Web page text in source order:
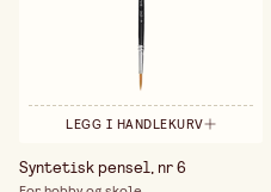
LEGG I HANDLEKURV
Syntetisk pensel, nr 6